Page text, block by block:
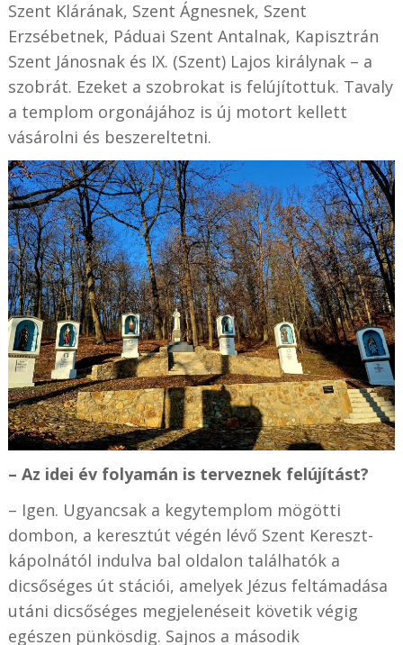
Szent Klárának, Szent Ágnesnek, Szent
Erzsébetnek, Páduai Szent Antalnak, Kapisztrán
Szent Jánosnak és IX. (Szent) Lajos királynak – a
szobrát. Ezeket a szobrokat is felújítottuk. Tavaly
a templom orgonájához is új motort kellett
vásárolni és beszereltetni.
– Az idei év folyamán is terveznek felújítást?
– Igen. Ugyancsak a kegytemplom mögötti
dombon, a keresztút végén lévő Szent Kereszt-
kápolnától indulva bal oldalon találhatók a
dicsőséges út stációi, amelyek Jézus feltámadása
utáni dicsőséges megjelenéseit követik végig
egészen pünkösdig. Sajnos a második